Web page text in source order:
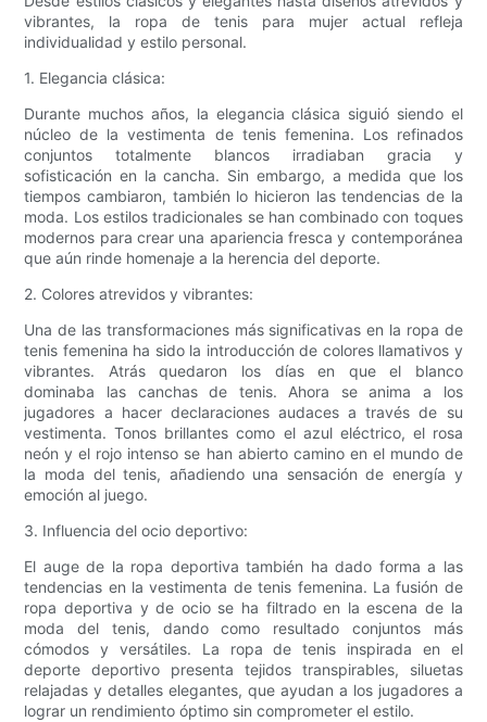
vibrantes, la ropa de tenis para mujer actual refleja
individualidad y estilo personal.
1. Elegancia clásica:
Durante muchos años, la elegancia clásica siguió siendo el
núcleo de la vestimenta de tenis femenina. Los refinados
conjuntos totalmente blancos irradiaban gracia y
sofisticación en la cancha. Sin embargo, a medida que los
tiempos cambiaron, también lo hicieron las tendencias de la
moda. Los estilos tradicionales se han combinado con toques
modernos para crear una apariencia fresca y contemporánea
que aún rinde homenaje a la herencia del deporte.
2. Colores atrevidos y vibrantes:
Una de las transformaciones más significativas en la ropa de
tenis femenina ha sido la introducción de colores llamativos y
vibrantes. Atrás quedaron los días en que el blanco
dominaba las canchas de tenis. Ahora se anima a los
jugadores a hacer declaraciones audaces a través de su
vestimenta. Tonos brillantes como el azul eléctrico, el rosa
neón y el rojo intenso se han abierto camino en el mundo de
la moda del tenis, añadiendo una sensación de energía y
emoción al juego.
3. Influencia del ocio deportivo:
El auge de la ropa deportiva también ha dado forma a las
tendencias en la vestimenta de tenis femenina. La fusión de
ropa deportiva y de ocio se ha filtrado en la escena de la
moda del tenis, dando como resultado conjuntos más
cómodos y versátiles. La ropa de tenis inspirada en el
deporte deportivo presenta tejidos transpirables, siluetas
relajadas y detalles elegantes, que ayudan a los jugadores a
lograr un rendimiento óptimo sin comprometer el estilo.